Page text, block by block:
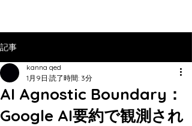
記事
AI Agnostic Boundary：
Google AI要約で観測され
kanna qed
1月9日 読了時間: 3分